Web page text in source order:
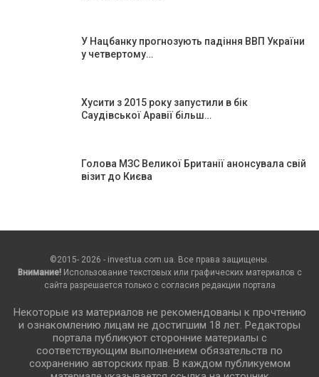
У Нацбанку прогнозують падіння ВВП України
у четвертому…
Хусити з 2015 року запустили в бік
Саудівської Аравії більш…
Голова МЗС Великої Британії анонсувала свій
візит до Києва
©2015- 2026 - investua.com.ua. Все права защищены.
Внимание!Использование текстовых или графических материалов с
сайта разрешается только c согласия редакции портала
Некоторые из материалов не рекомендованы к прочтению
и ознакомлению лицам не достигшим 18 лет. Редакторы
портала публикуют сторонние материалы с
соответствующим выполнением обязательств по
сохранению авторских прав. В каждом публикуемом